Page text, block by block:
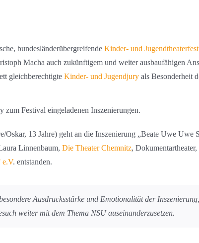
bundesländerübergreifende Kinder- und
Macha auch zukünftigem und weiter ausbaufähigen
gleichberechtigte Kinder- und Jugendjury als Besonderheit
Festival eingeladenen Inszenierungen.
13 Jahre) geht an die Inszenierung „Beate Uwe Uwe
Linnenbaum, Die Theater Chemnitz, Dokumentartheater,
e.V. entstanden.
Ausdrucksstärke und Emotionalität der
weiter mit dem Thema NSU auseinanderzusetzen.